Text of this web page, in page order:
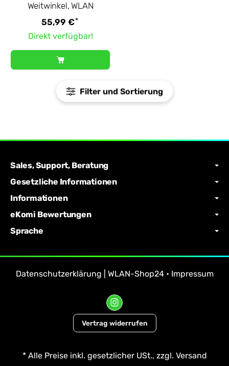
Filter und Sortierung
Weitwinkel, WLAN
55,99 €*
Direkt verfügbar!
Sales, Support, Beratung
Gesetzliche Informationen
Informationen
eKomi Bewertungen
Sprache
Datenschutzerklärung | WLAN-Shop24 • Impressum
Vertrag widerrufen
*Alle Preise inkl. gesetzlicher USt., zzgl. Versand